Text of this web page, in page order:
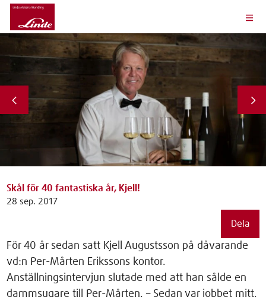
Skål för 40 fantastiska år, Kjell!
28 sep. 2017
Dela
För 40 år sedan satt Kjell Augustsson på dåvarande
vd:n Per-Mårten Erikssons kontor.
Anställningsintervjun slutade med att han sålde en
dammsugare till Per-Mårten. – Sedan var jobbet mitt,